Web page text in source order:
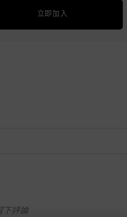
立即加入
下評論